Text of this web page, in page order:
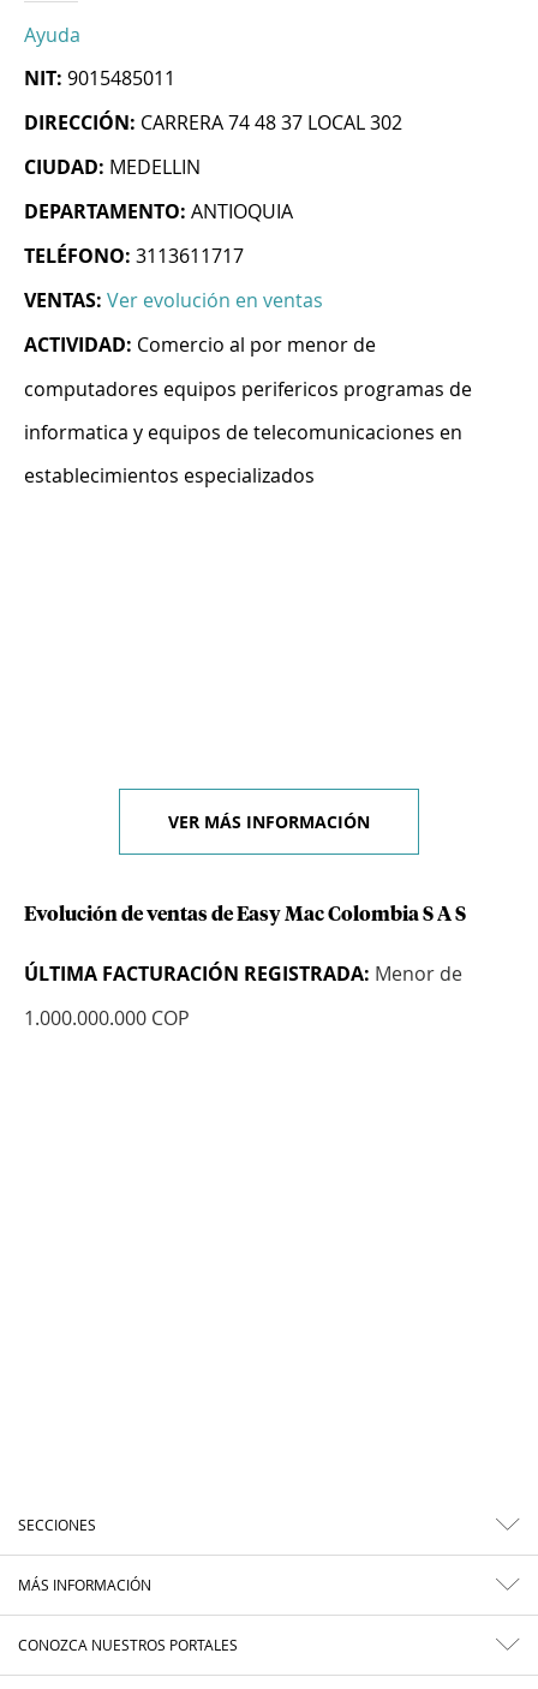
Ayuda
NIT: 9015485011
DIRECCIÓN: CARRERA 74 48 37 LOCAL 302
CIUDAD: MEDELLIN
DEPARTAMENTO: ANTIOQUIA
TELÉFONO: 3113611717
VENTAS: Ver evolución en ventas
ACTIVIDAD: Comercio al por menor de
computadores equipos perifericos programas de
informatica y equipos de telecomunicaciones en
establecimientos especializados
VER MÁS INFORMACIÓN
Evolución de ventas de Easy Mac Colombia S A S
ÚLTIMA FACTURACIÓN REGISTRADA: Menor de
1.000.000.000 COP
SECCIONES
MÁS INFORMACIÓN
CONOZCA NUESTROS PORTALES